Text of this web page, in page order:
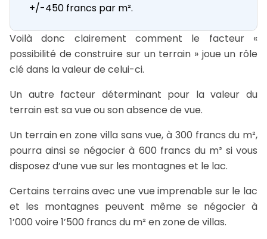
+/-450 francs par m².
Voilà donc clairement comment le facteur «
possibilité de construire sur un terrain » joue un rôle
clé dans la valeur de celui-ci.
Un autre facteur déterminant pour la valeur du
terrain est sa vue ou son absence de vue.
Un terrain en zone villa sans vue, à 300 francs du m²,
pourra ainsi se négocier à 600 francs du m² si vous
disposez d’une vue sur les montagnes et le lac.
Certains terrains avec une vue imprenable sur le lac
et les montagnes peuvent même se négocier à
1’000 voire 1’500 francs du m² en zone de villas.